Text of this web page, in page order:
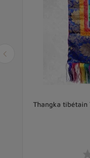
Thangka tibétain